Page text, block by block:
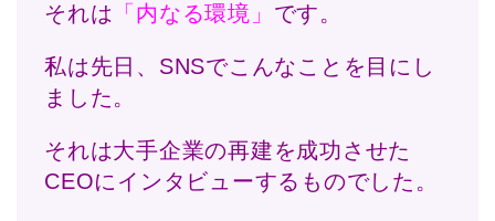
それは 「内なる環境」 です。
私は先日、SNSでこんなことを目にし
ました。
それは大手企業の再建を成功させた
CEOにインタビューするものでした。